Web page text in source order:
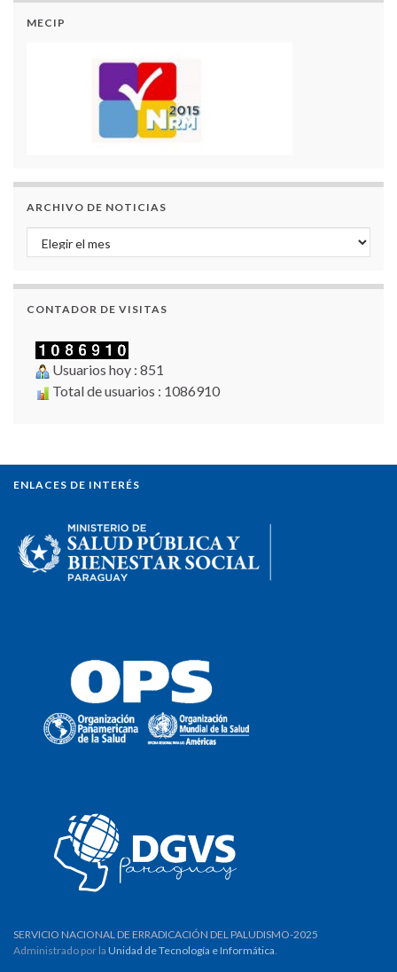
MECIP
ARCHIVO DE NOTICIAS
Archivo de Noticias
CONTADOR DE VISITAS
Usuarios hoy : 851
Total de usuarios : 1086910
ENLACES DE INTERÉS
SERVICIO NACIONAL DE ERRADICACIÓN DEL PALUDISMO-2025
Administrado por la Unidad de Tecnología e Informática.